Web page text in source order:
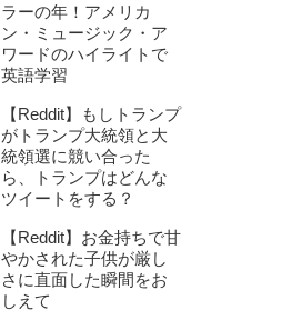
ラーの年！アメリカ
ン・ミュージック・ア
ワードのハイライトで
英語学習
【Reddit】もしトランプ
がトランプ大統領と大
統領選に競い合った
ら、トランプはどんな
ツイートをする？
【Reddit】お金持ちで甘
やかされた子供が厳し
さに直面した瞬間をお
しえて